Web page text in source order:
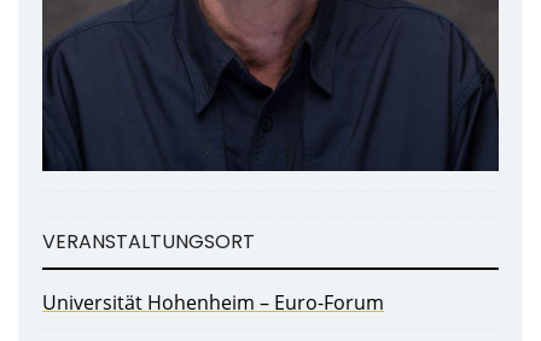
VERANSTALTUNGSORT
Universität Hohenheim – Euro-Forum